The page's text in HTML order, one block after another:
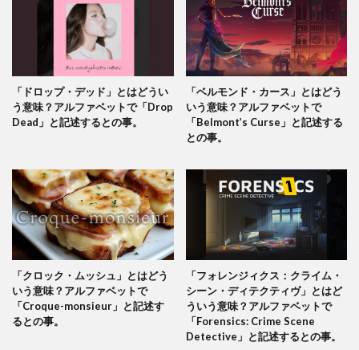
「ドロップ・デッド」とはどうい
う意味？アルファベットで「Drop
Dead」と記述するとの事。
「ベルモンド・カース」とはどう
いう意味？アルファベットで
「Belmont’s Curse」と記述する
との事。
「クロック・ムッシュ」とはどう
いう意味？アルファベットで
「Croque-monsieur」と記述す
るとの事。
「フォレンジィクス：クライム・
シーン・ディテクティヴ」とはど
ういう意味？アルファベットで
「Forensics: Crime Scene
Detective」と記述するとの事。